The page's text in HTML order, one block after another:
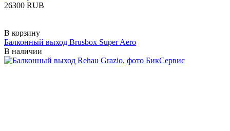
‍26300‍ RUB
В корзину
Балконный выход Brusbox Super Aero
В наличии